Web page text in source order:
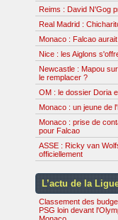
Reims : David N'Gog
Real Madrid :
Monaco : Falcao
Nice : les Aiglons
Newcastle : Mapou
le remplacer ?
OM : le dossier Doria
Monaco : un jeune de
Monaco : prise de
pour Falcao
ASSE : Ricky van
officiellement
L’actu de la
Classement des
PSG loin devant
Monaco